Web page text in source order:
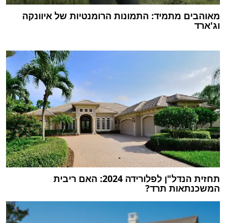
מאוהבים מתמיד: התמונות הרומנטיות של איוונקה
וג'ארד
תחזית הנדל"ן לפלורידה 2024: ‏האם ריבית
המשכנתאות תרד?